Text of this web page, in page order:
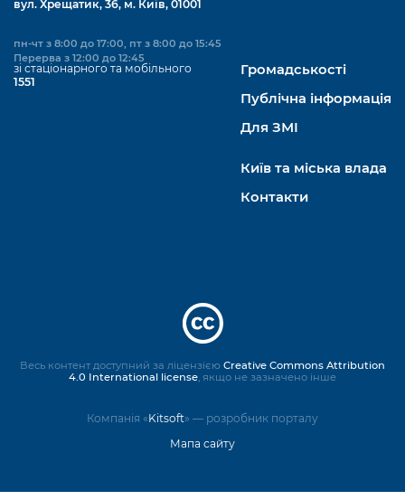
вул. Хрещатик, 36, м. Київ, 01001
пн-чт з 8:00 до 17:00, пт з 8:00 до 15:45
Перерва з 12:00 до 12:45
зі стаціонарного та мобільного
1551
Громадськості
Публічна інформація
Для ЗМІ
Київ та міська влада
Контакти
Компанія «Kitsoft» — розробник порталу
Мапа сайту
Весь контент доступний за ліцензією Creative Commons Attribution
4.0 International license , якщо не зазначено інше